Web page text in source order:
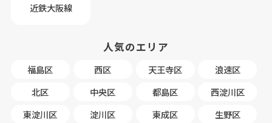
近鉄大阪線
人気のエリア
福島区 西区 天王寺区
浪速区
北区
中央区 都島区
西淀川区
東淀川区
淀川区 東成区
生野区